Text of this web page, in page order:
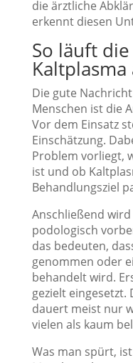
die ärztliche
erkennt diesen
So läuft
Kaltplasma
Die gute
Menschen ist die
Vor dem Einsatz
Einschätzung.
Problem vorliegt,
ist und ob
Behandlungsziel
Anschließend
podologisch
das bedeuten,
genommen oder
behandelt wird.
gezielt eingesetzt.
dauert meist nur
vielen als kaum
Was man spürt,